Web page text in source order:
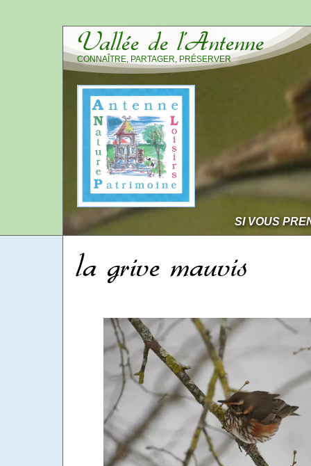
Vallée de l’Antenne
CONNAÎTRE, PARTAGER, PRÉSERVER
SI VOUS
la grive mauvis